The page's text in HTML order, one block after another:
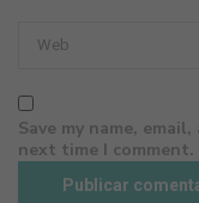
Save my name,
next time I comment.